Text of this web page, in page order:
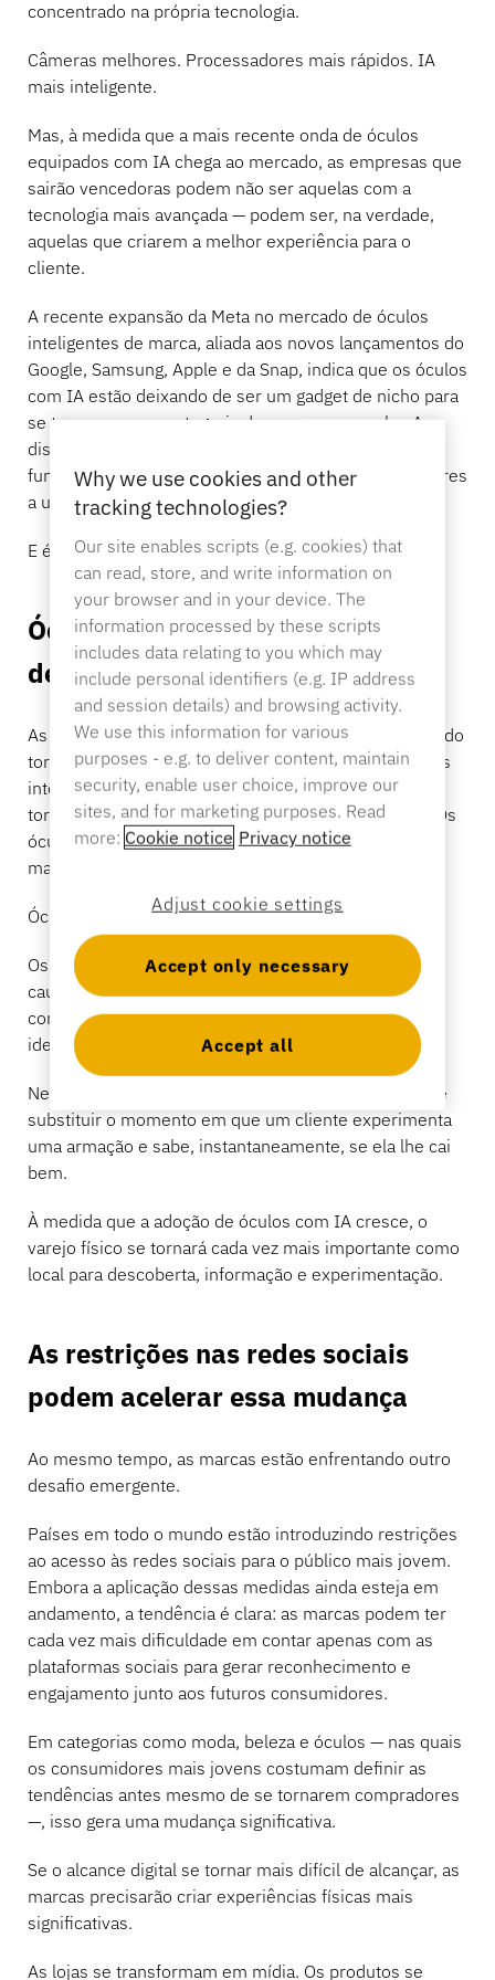
Varejo especializado
Esportes e entretenimento
Hospitalidade e restaurantes
Construtores de acessórios
Bancário
Educação
Etiquetas e destacadores de sensores
Ponto de venda
Entre em contato conosco
Catálogo
Notícias
concentrado na própria tecnologia.
Câmeras melhores. Processadores mais rápidos. IA
mais inteligente.
Mas, à medida que a mais recente onda de óculos
equipados com IA chega ao mercado, as empresas que
sairão vencedoras podem não ser aquelas com a
tecnologia mais avançada — podem ser, na verdade,
aquelas que criarem a melhor experiência para o
cliente.
A recente expansão da Meta no mercado de óculos
inteligentes de marca, aliada aos novos lançamentos do
Google, Samsung, Apple e da Snap, indica que os óculos
com IA estão deixando de ser um gadget de nicho para
se tornarem uma categoria de consumo popular. A
disputa já não se resume a provar que a tecnologia
funciona. Trata-se agora de convencer os consumidores
a usá-la.
E é aí que o varejo se torna o campo de batalha.
Óculos com IA enfrentam um
desafio já conhecido
As empresas de tecnologia passaram décadas tentando
tornar os dispositivos vestíveis populares. Os relógios
inteligentes acabaram tendo sucesso porque se
tornaram ao mesmo tempo funcionais e modernos. Os
óculos inteligentes enfrentam um obstáculo ainda
maior.
Óculos são algo profundamente pessoal.
Os consumidores não compram óculos apenas por
causa das características do produto. Eles compram
com base no caimento, no conforto, no estilo, na
identidade e na confiança.
Nenhuma estratégia de marketing gerada por IA pode
substituir o momento em que um cliente experimenta
uma armação e sabe, instantaneamente, se ela lhe cai
bem.
À medida que a adoção de óculos com IA cresce, o
varejo físico se tornará cada vez mais importante como
local para descoberta, informação e experimentação.
As restrições nas redes sociais
podem acelerar essa mudança
Ao mesmo tempo, as marcas estão enfrentando outro
desafio emergente.
Países em todo o mundo estão introduzindo restrições
ao acesso às redes sociais para o público mais jovem.
Embora a aplicação dessas medidas ainda esteja em
andamento, a tendência é clara: as marcas podem ter
cada vez mais dificuldade em contar apenas com as
plataformas sociais para gerar reconhecimento e
engajamento junto aos futuros consumidores.
Em categorias como moda, beleza e óculos — nas quais
os consumidores mais jovens costumam definir as
tendências antes mesmo de se tornarem compradores
—, isso gera uma mudança significativa.
Se o alcance digital se tornar mais difícil de alcançar, as
marcas precisarão criar experiências físicas mais
significativas.
As lojas se transformam em mídia. Os produtos se
Why we use cookies and other
tracking technologies?
Our site enables scripts (e.g. cookies) that
can read, store, and write information on
your browser and in your device. The
information processed by these scripts
includes data relating to you which may
include personal identifiers (e.g. IP address
and session details) and browsing activity.
We use this information for various
purposes - e.g. to deliver content, maintain
security, enable user choice, improve our
sites, and for marketing purposes. Read
more: Cookie notice Privacy notice
Adjust cookie settings
Accept only necessary
Accept all